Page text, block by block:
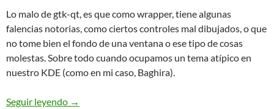
Lo malo de gtk-qt, es que como wrapper, tiene algunas
falencias notorias, como ciertos controles mal dibujados, o que
no tome bien el fondo de una ventana o ese tipo de cosas
molestas. Sobre todo cuando ocupamos un tema atípico en
nuestro KDE (como en mi caso, Baghira).
Seguir leyendo El look de las aplicaciones GTK cuando usamos
→